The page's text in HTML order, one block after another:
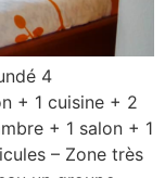
4
+ 1 cuisine + 2
+ 1 salon + 1
– Zone très